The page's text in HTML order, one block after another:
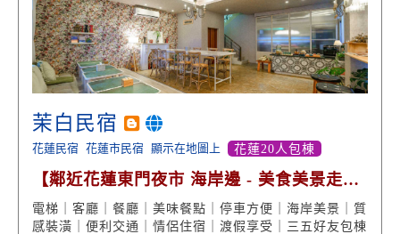
茉白民宿
花蓮民宿 花蓮市民宿 顯示在地圖上 花蓮20人包棟
【鄰近花蓮東門夜市 海岸邊 - 美食美景走路
就到】
電梯｜客廳｜餐廳｜美味餐點｜停車方便｜海岸美景｜質
感裝潢｜便利交通｜情侶住宿｜渡假享受｜三五好友包棟